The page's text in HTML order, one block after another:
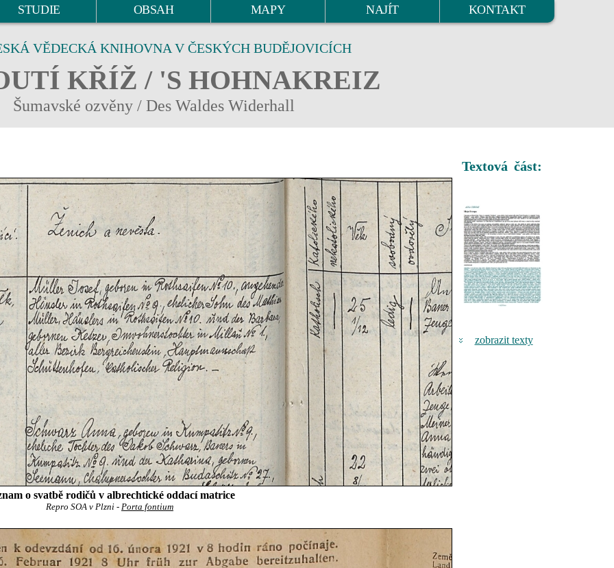
STUDIE OBSAH MAPY NAJÍT KONTAKT
VĚDECKÁ KNIHOVNA V ČESKÝCH BUDĚJOVICÍCH
KŘÍŽ / 'S HOHNAKREIZ
Šumavské ozvěny / Des Waldes Widerhall
o svatbě rodičů v albrechtické oddací matrice
Repro SOA v Plzni - Porta fontium
Textová část:
zobrazit texty